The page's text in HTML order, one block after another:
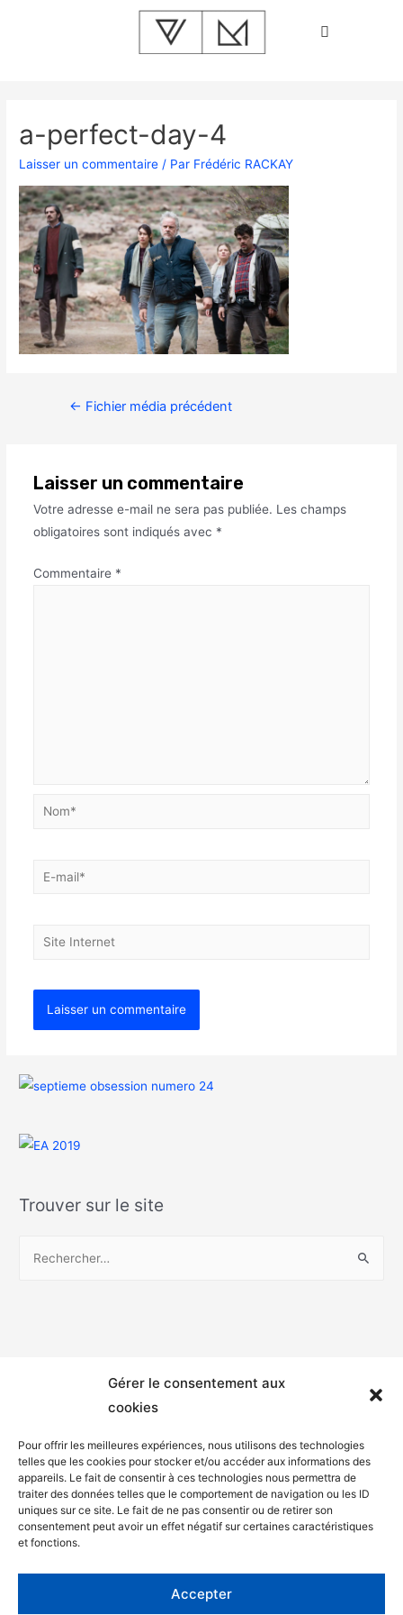
Gérer le consentement aux
cookies
Pour offrir les meilleures expériences, nous utilisons des technologies
telles que les cookies pour stocker et/ou accéder aux informations des
appareils. Le fait de consentir à ces technologies nous permettra de
traiter des données telles que le comportement de navigation ou les ID
uniques sur ce site. Le fait de ne pas consentir ou de retirer son
consentement peut avoir un effet négatif sur certaines caractéristiques
et fonctions.
Accepter
a-perfect-day-4
Laisser un commentaire / Par Frédéric RACKAY
← Fichier média précédent
Laisser un commentaire
Votre adresse e-mail ne sera pas publiée. Les champs
obligatoires sont indiqués avec *
Commentaire *
Trouver sur le site
Mentions légales
Politique de confidentialité